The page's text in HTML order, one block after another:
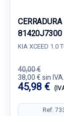
81420J7300
KIA XCEED 1.0
40,00 €
38,00 € sin IVA.
45,98 €
Ref: